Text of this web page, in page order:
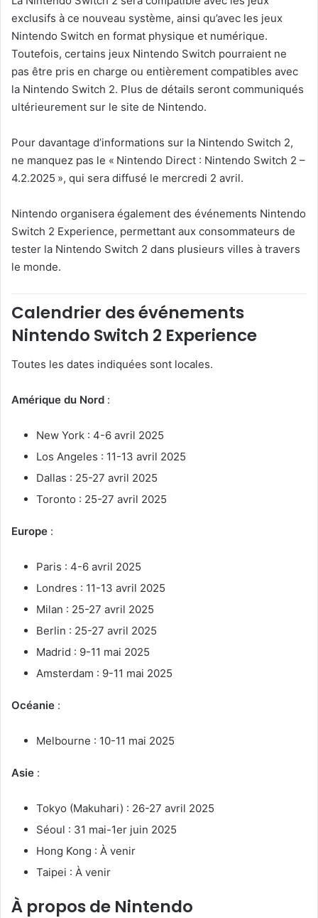
exclusifs à ce nouveau système, ainsi qu’avec les jeux
Nintendo Switch en format physique et numérique.
Toutefois, certains jeux Nintendo Switch pourraient ne
pas être pris en charge ou entièrement compatibles avec
la Nintendo Switch 2. Plus de détails seront communiqués
ultérieurement sur le site de Nintendo.
Pour davantage d’informations sur la Nintendo Switch 2,
ne manquez pas le « Nintendo Direct : Nintendo Switch 2 –
4.2.2025 », qui sera diffusé le mercredi 2 avril.
Nintendo organisera également des événements Nintendo
Switch 2 Experience, permettant aux consommateurs de
tester la Nintendo Switch 2 dans plusieurs villes à travers
le monde.
Calendrier des événements
Nintendo Switch 2 Experience
Toutes les dates indiquées sont locales.
Amérique du Nord :
New York : 4-6 avril 2025
Los Angeles : 11-13 avril 2025
Dallas : 25-27 avril 2025
Toronto : 25-27 avril 2025
Europe :
Paris : 4-6 avril 2025
Londres : 11-13 avril 2025
Milan : 25-27 avril 2025
Berlin : 25-27 avril 2025
Madrid : 9-11 mai 2025
Amsterdam : 9-11 mai 2025
Océanie :
Melbourne : 10-11 mai 2025
Asie :
Tokyo (Makuhari) : 26-27 avril 2025
Séoul : 31 mai-1er juin 2025
Hong Kong : À venir
Taipei : À venir
À propos de Nintendo